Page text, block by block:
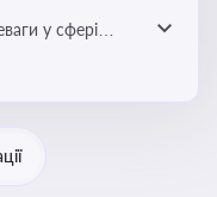
у сфері
новітніх